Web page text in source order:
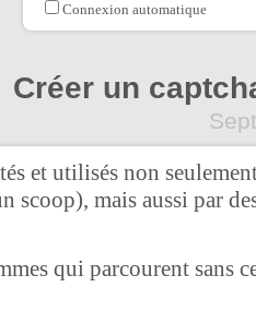
Connexion automatique
Créer un
et utilisés non
scoop), mais aussi par
qui parcourent sans